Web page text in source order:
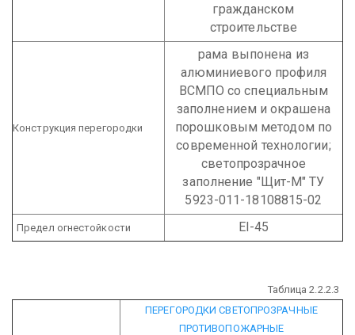
гражданском
строительстве
Конструкция перегородки
рама выпонена из
алюминиевого профиля
ВСМПО со специальным
заполнением и окрашена
порошковым методом по
современной технологии;
светопрозрачное
заполнение "Щит-М" ТУ
5923-011-18108815-02
Предел огнестойкости ЕI-45
Таблица 2.2.2.3
ПЕРЕГОРОДКИ СВЕТОПРОЗРАЧНЫЕ
ПРОТИВОПОЖАРНЫЕ